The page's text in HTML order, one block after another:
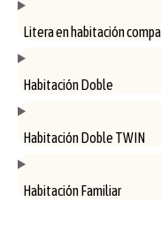
Litera en habitación
Habitación Doble
Habitación Doble TWIN
Habitación Familiar